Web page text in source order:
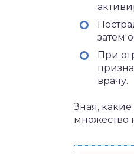
затем
При
врачу.
Зная,
множество